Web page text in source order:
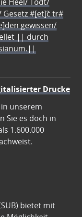
#[et]c̃ tr#
gewissen/
|| durch
Drucke
unserem
Sie es doch in
1.600.000
bietet mit